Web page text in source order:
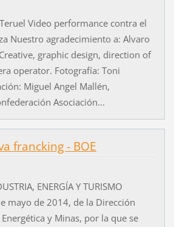
Video performance contra el
Nuestro agradecimiento a: Alvaro
graphic design, direction of
operator. Fotografía: Toni
Miguel Angel Mallén,
Asociación...
francking - BOE
ENERGÍA Y TURISMO
mayo de 2014, de la Dirección
y Minas, por la que se